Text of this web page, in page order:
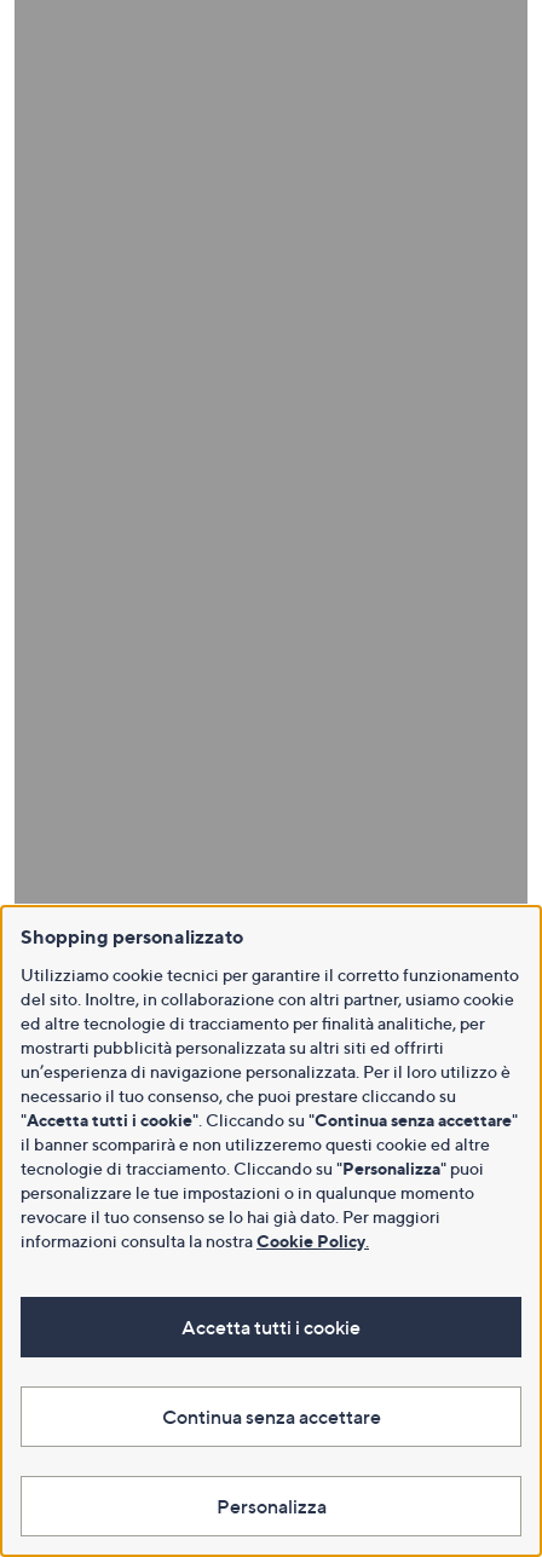
Shopping personalizzato
Utilizziamo cookie tecnici per garantire il corretto funzionamento
del sito. Inoltre, in collaborazione con altri partner, usiamo cookie
ed altre tecnologie di tracciamento per finalità analitiche, per
mostrarti pubblicità personalizzata su altri siti ed offrirti
un’esperienza di navigazione personalizzata. Per il loro utilizzo è
necessario il tuo consenso, che puoi prestare cliccando su
"Accetta tutti i cookie". Cliccando su "Continua senza accettare"
il banner scomparirà e non utilizzeremo questi cookie ed altre
tecnologie di tracciamento. Cliccando su "Personalizza" puoi
personalizzare le tue impostazioni o in qualunque momento
revocare il tuo consenso se lo hai già dato. Per maggiori
informazioni consulta la nostraCookie Policy
Accetta tutti i cookie
Continua senza accettare
Personalizza